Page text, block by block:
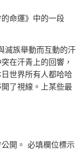
命運》中的一段
滅族舉動而互動的汗
在汗青上的回響，
世界所有人都哈哈
了視線。上某些最
開。 必填欄位標示